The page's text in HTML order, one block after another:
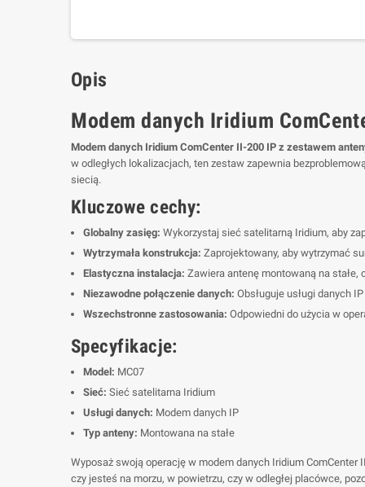
Opis
Modem danych Iridium
Modem danych Iridium ComCenter II-200 IP z zestawem
w odległych lokalizacjach, ten zestaw zapewnia
siecią.
Kluczowe cechy:
Globalny zasięg: Wykorzystaj sieć satelitarną Iridium, aby
Wytrzymała konstrukcja: Zaprojektowany, aby wytrzymać
Elastyczna instalacja: Zawiera antenę montowaną na stałe,
Niezawodne połączenie danych: Obsługuje usługi danych
Wszechstronne zastosowania: Odpowiedni do użycia w
Specyfikacje:
Model: MC07
Sieć: Sieć satelitarna Iridium
Usługi danych: Modem danych IP
Typ anteny: Montowana na stałe
Wyposaż swoją operację w modem danych Iridium
czy jesteś na morzu, w powietrzu, czy w odległej placówce,